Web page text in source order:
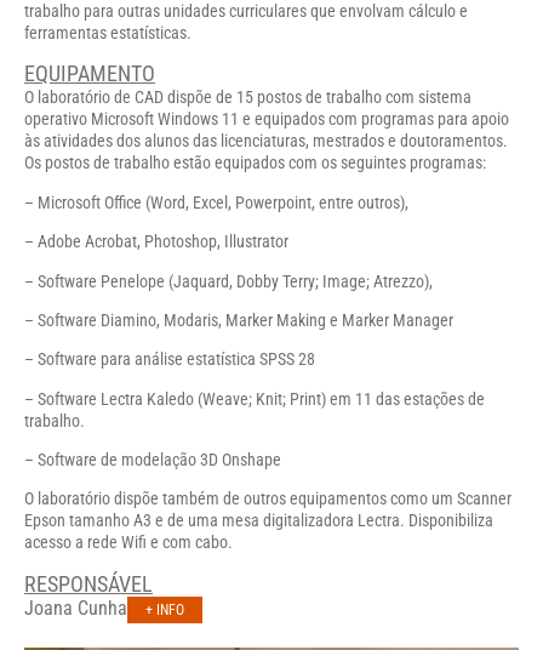
trabalho para outras unidades curriculares que envolvam cálculo e
ferramentas estatísticas.
EQUIPAMENTO
O laboratório de CAD dispõe de 15 postos de trabalho com sistema
operativo Microsoft Windows 11 e equipados com programas para apoio
às atividades dos alunos das licenciaturas, mestrados e doutoramentos.
Os postos de trabalho estão equipados com os seguintes programas:
– Microsoft Office (Word, Excel, Powerpoint, entre outros),
– Adobe Acrobat, Photoshop, Illustrator
– Software Penelope (Jaquard, Dobby Terry; Image; Atrezzo),
– Software Diamino, Modaris, Marker Making e Marker Manager
– Software para análise estatística SPSS 28
– Software Lectra Kaledo (Weave; Knit; Print) em 11 das estações de
trabalho.
– Software de modelação 3D Onshape
O laboratório dispõe também de outros equipamentos como um Scanner
Epson tamanho A3 e de uma mesa digitalizadora Lectra. Disponibiliza
acesso a rede Wifi e com cabo.
RESPONSÁVEL
Joana Cunha + INFO